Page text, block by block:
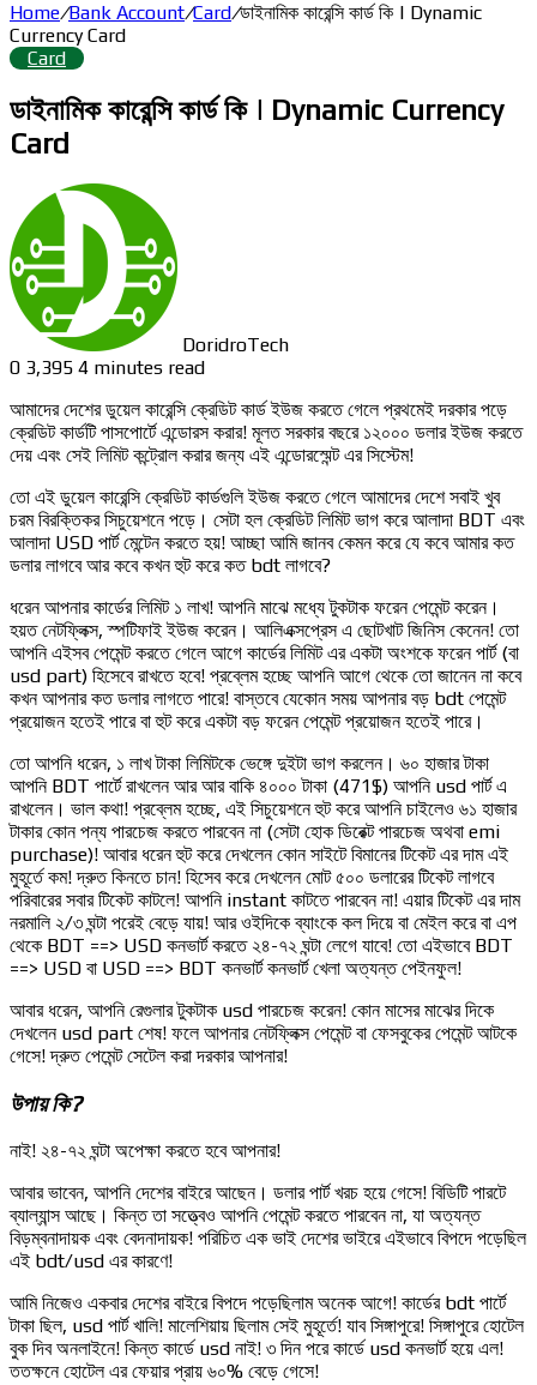
Home/Bank Account/Card/ডাইনামিক কারেন্সি কার্ড কি | Dynamic
Currency Card
Card
ডাইনামিক কারেন্সি কার্ড কি | Dynamic Currency
Card
DoridroTech
0 3,395 4 minutes read
আমাদের দেশের ডুয়েল কারেন্সি ক্রেডিট কার্ড ইউজ করতে গেলে প্রথমেই দরকার পড়ে
ক্রেডিট কার্ডটি পাসপোর্টে এন্ডোরস করার! মূলত সরকার বছরে ১২০০০ ডলার ইউজ করতে
দেয় এবং সেই লিমিট কন্ট্রোল করার জন্য এই এন্ডোরস্মেন্ট এর সিস্টেম!
তো এই ডুয়েল কারেন্সি ক্রেডিট কার্ডগুলি ইউজ করতে গেলে আমাদের দেশে সবাই খুব
চরম বিরক্তিকর সিচুয়েশনে পড়ে। সেটা হল ক্রেডিট লিমিট ভাগ করে আলাদা BDT এবং
আলাদা USD পার্ট মেন্টেন করতে হয়! আচ্ছা আমি জানব কেমন করে যে কবে আমার কত
ডলার লাগবে আর কবে কখন হুট করে কত bdt লাগবে?
ধরেন আপনার কার্ডের লিমিট ১ লাখ! আপনি মাঝে মধ্যে টুকটাক ফরেন পেমেন্ট করেন।
হয়ত নেটফ্লিক্স, স্পটিফাই ইউজ করেন। আলিএক্সপ্রেস এ ছোটখাট জিনিস কেনেন! তো
আপনি এইসব পেমেন্ট করতে গেলে আগে কার্ডের লিমিট এর একটা অংশকে ফরেন পার্ট (বা
usd part) হিসেবে রাখতে হবে! প্রব্লেম হচ্ছে আপনি আগে থেকে তো জানেন না কবে
কখন আপনার কত ডলার লাগতে পারে! বাস্তবে যেকোন সময় আপনার বড় bdt পেমেন্ট
প্রয়োজন হতেই পারে বা হুট করে একটা বড় ফরেন পেমেন্ট প্রয়োজন হতেই পারে।
তো আপনি ধরেন, ১ লাখ টাকা লিমিটকে ভেঙ্গে দুইটা ভাগ করলেন। ৬০ হাজার টাকা
আপনি BDT পার্টে রাখলেন আর আর বাকি ৪০০০ টাকা (471$) আপনি usd পার্ট এ
রাখলেন। ভাল কথা! প্রব্লেম হচ্ছে, এই সিচুয়েশনে হুট করে আপনি চাইলেও ৬১ হাজার
টাকার কোন পন্য পারচেজ করতে পারবেন না (সেটা হোক ডিরেক্ট পারচেজ অথবা emi
purchase)! আবার ধরেন হুট করে দেখলেন কোন সাইটে বিমানের টিকেট এর দাম এই
মুহূর্তে কম! দ্রুত কিনতে চান! হিসেব করে দেখলেন মোট ৫০০ ডলারের টিকেট লাগবে
পরিবারের সবার টিকেট কাটলে! আপনি instant কাটতে পারবেন না! এয়ার টিকেট এর দাম
নরমালি ২/৩ ঘন্টা পরেই বেড়ে যায়! আর ওইদিকে ব্যাংকে কল দিয়ে বা মেইল করে বা এপ
থেকে BDT ==> USD কনভার্ট করতে ২৪-৭২ ঘন্টা লেগে যাবে! তো এইভাবে BDT
==> USD বা USD ==> BDT কনভার্ট কনভার্ট খেলা অত্যন্ত পেইনফুল!
আবার ধরেন, আপনি রেগুলার টুকটাক usd পারচেজ করেন! কোন মাসের মাঝের দিকে
দেখলেন usd part শেষ! ফলে আপনার নেটফ্লিক্স পেমেন্ট বা ফেসবুকের পেমেন্ট আটকে
গেসে! দ্রুত পেমেন্ট সেটেল করা দরকার আপনার!
উপায় কি?
নাই! ২৪-৭২ ঘন্টা অপেক্ষা করতে হবে আপনার!
আবার ভাবেন, আপনি দেশের বাইরে আছেন। ডলার পার্ট খরচ হয়ে গেসে! বিডিটি পারটে
ব্যাল্যান্স আছে। কিন্ত তা সত্ত্বেও আপনি পেমেন্ট করতে পারবেন না, যা অত্যন্ত
বিড়ম্বনাদায়ক এবং বেদনাদায়ক! পরিচিত এক ভাই দেশের ভাইরে এইভাবে বিপদে পড়েছিল
এই bdt/usd এর কারণে!
আমি নিজেও একবার দেশের বাইরে বিপদে পড়েছিলাম অনেক আগে! কার্ডের bdt পার্টে
টাকা ছিল, usd পার্ট খালি! মালেশিয়ায় ছিলাম সেই মুহূর্তে! যাব সিঙ্গাপুরে! সিঙ্গাপুরে হোটেল
বুক দিব অনলাইনে! কিন্ত কার্ডে usd নাই! ৩ দিন পরে কার্ডে usd কনভার্ট হয়ে এল!
ততক্ষনে হোটেল এর ফেয়ার প্রায় ৬০% বেড়ে গেসে!